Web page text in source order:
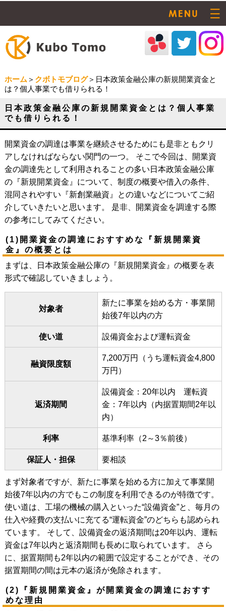
ホーム ＞ クボトモブログ＞日本政策金融公庫の新規開業資金と
は？個人事業でも借りられる！
日本政策金融公庫の新規開業資金とは？個人事業
でも借りられる！
開業資金の調達は事業を継続させるためにも是非ともクリ
アしなければならない関門の一つ。 そこで今回は、開業資
金の調達先として利用されることの多い日本政策金融公庫
の『新規開業資金』について、制度の概要や借入の条件、
混同されやすい『新創業融資』との違いなどについてご紹
介していきたいと思います。 是非、開業資金を調達する際
の参考にしてみてください。
(1)開業資金の調達におすすめな『新規開業資
金』の概要とは
まずは、日本政策金融公庫の『新規開業資金』の概要を表
形式で確認していきましょう。
対象者
新たに事業を始める方・事業開
始後7年以内の方
使い道 設備資金および運転資金
融資限度額
7,200万円（うち運転資金4,800
万円）
返済期間
設備資金：20年以内 運転資
金：7年以内（内据置期間2年以
内）
利率 基準利率（2～3％前後）
保証人・担保 要相談
まず対象者ですが、新たに事業を始める方に加えて事業開
始後7年以内の方でもこの制度を利用できるのが特徴です。
使い道は、工場の機械の購入といった“設備資金”と、毎月の
仕入や経費の支払いに充てる“運転資金”のどちらも認められ
ています。 そして、設備資金の返済期間は20年以内、運転
資金は7年以内と返済期間も長めに取られています。 さら
に、据置期間も2年以内の範囲で設定することができ、その
据置期間の間は元本の返済が免除されます。
(2)『新規開業資金』が開業資金の調達におすす
めな理由